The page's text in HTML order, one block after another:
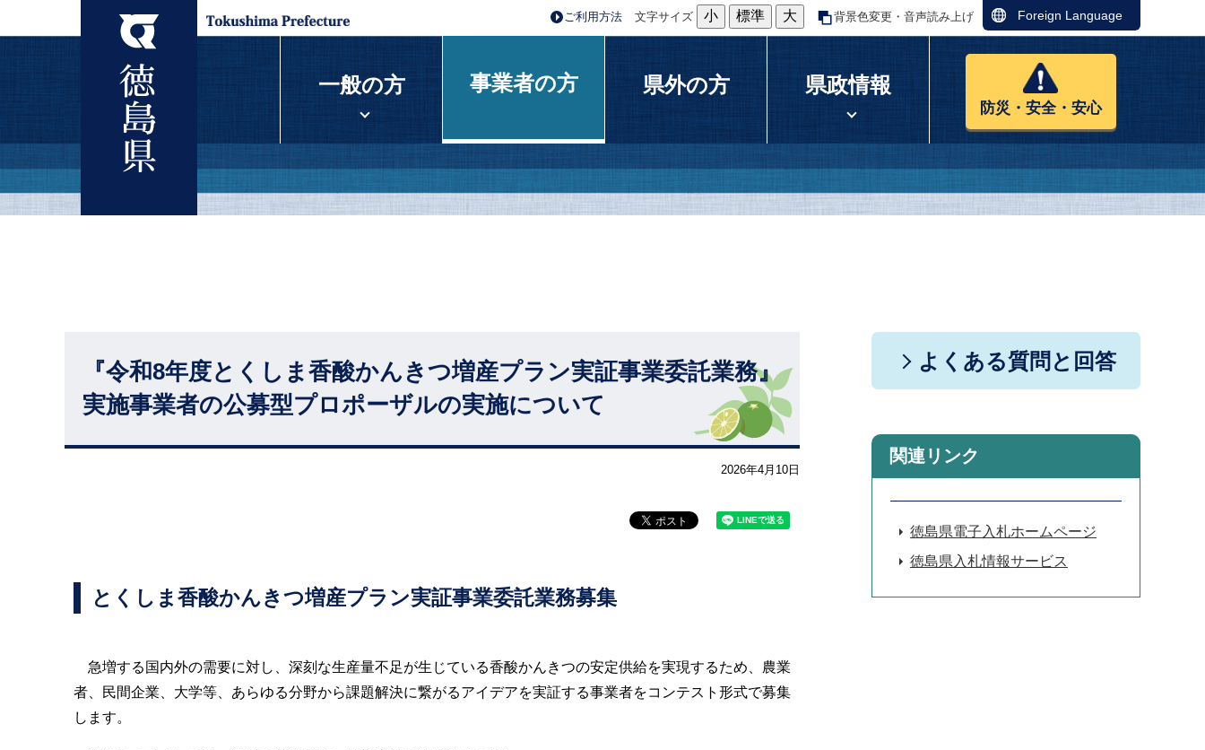
ご利用方法 文字サイズ 小 標準 大 背景色変更・音声読み上げ Foreign Language
一般の方 事業者の方 県外の方 県政情報
防災・安全・安心
『令和8年度とくしま香酸かんきつ増産プラン実証事業委託業務』
実施事業者の公募型プロポーザルの実施について
2026年4月10日
とくしま香酸かんきつ増産プラン実証事業委託業務募集
急増する国内外の需要に対し、深刻な生産量不足が生じている香酸かんきつの安定供給を実現するため、農業
者、民間企業、大学等、あらゆる分野から課題解決に繋がるアイデアを実証する事業者をコンテスト形式で募集
します。
よくある質問と回答
関連リンク
徳島県電子入札ホームページ
徳島県入札情報サービス